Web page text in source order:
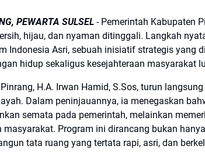
PEWARTA SULSEL - Pemerintah Kabupaten
hijau, dan nyaman ditinggali. Langkah
Indonesia Asri, sebuah inisiatif strategis yang
hidup sekaligus kesejahteraan masyarakat
H.A. Irwan Hamid, S.Sos, turun
Dalam peninjauannya, ia menegaskan
semata pada pemerintah, melainkan
masyarakat. Program ini dirancang bukan
tata ruang yang tertata rapi, asri, dan